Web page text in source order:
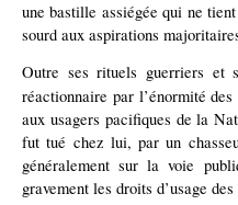
une bastille assiégée qui ne
sourd aux aspirations
Outre ses rituels guerriers et
réactionnaire par l’énormité des
aux usagers pacifiques de la
fut tué chez lui, par un
généralement sur la voie
gravement les droits d’usage